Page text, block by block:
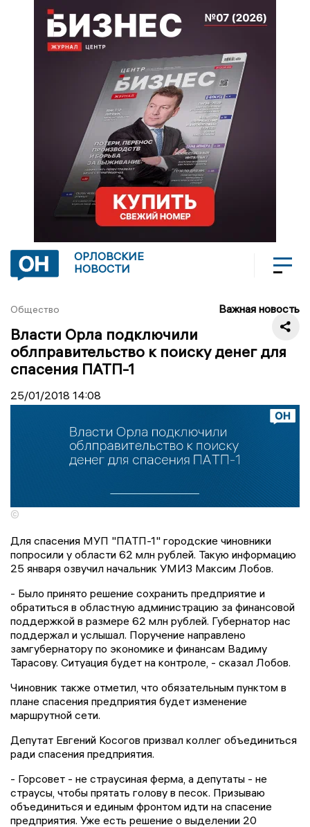
ОРЛОВСКИЕ
НОВОСТИ
Общество Важная новость
Власти Орла подключили
облправительство к поиску денег для
спасения ПАТП-1
25/01/2018 14:08
©
Для спасения МУП "ПАТП-1" городские чиновники
попросили у области 62 млн рублей. Такую информацию
25 января озвучил начальник УМИЗ Максим Лобов.
- Было принято решение сохранить предприятие и
обратиться в областную администрацию за финансовой
поддержкой в размере 62 млн рублей. Губернатор нас
поддержал и услышал. Поручение направлено
замгубернатору по экономике и финансам Вадиму
Тарасову. Ситуация будет на контроле, - сказал Лобов.
Чиновник также отметил, что обязательным пунктом в
плане спасения предприятия будет изменение
маршрутной сети.
Депутат Евгений Косогов призвал коллег объединиться
ради спасения предприятия.
- Горсовет - не страусиная ферма, а депутаты - не
страусы, чтобы прятать голову в песок. Призываю
объединиться и единым фронтом идти на спасение
предприятия. Уже есть решение о выделении 20